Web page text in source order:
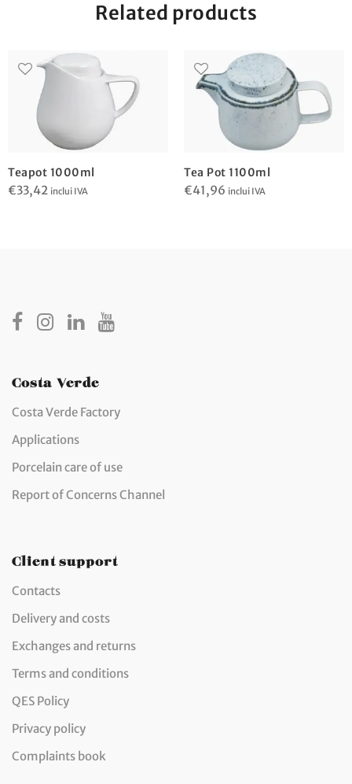
Related products
Teapot 1000ml
€33,42 inclui IVA
Tea Pot 1100ml
€41,96 inclui IVA
Costa Verde
Costa Verde Factory
Applications
Porcelain care of use
Report of Concerns Channel
Client support
Contacts
Delivery and costs
Exchanges and returns
Terms and conditions
QES Policy
Privacy policy
Complaints book